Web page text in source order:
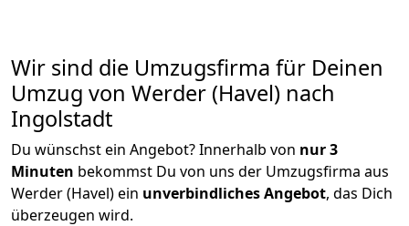
Wir sind die Umzugsfirma für Deinen
Umzug von Werder (Havel) nach
Ingolstadt
Du wünschst ein Angebot? Innerhalb von nur 3
Minuten bekommst Du von uns der Umzugsfirma aus
Werder (Havel) ein unverbindliches Angebot, das Dich
überzeugen wird.